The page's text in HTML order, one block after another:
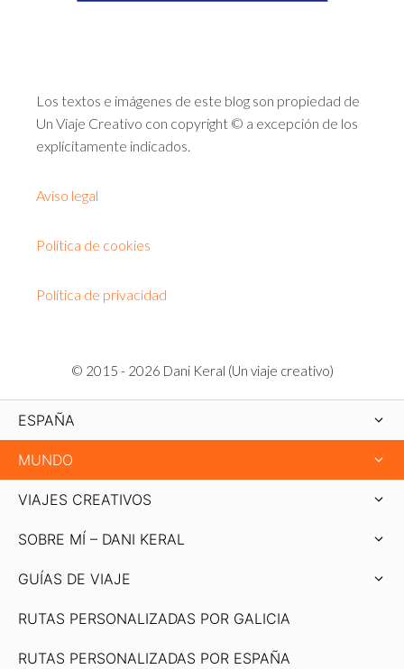
Los textos e imágenes de este blog son propiedad de
Un Viaje Creativo con copyright © a excepción de los
explícitamente indicados.
Aviso legal
Política de cookies
Política de privacidad
© 2015 - 2026 Dani Keral (Un viaje creativo)
ESPAÑA
MUNDO
VIAJES CREATIVOS
SOBRE MÍ – DANI KERAL
GUÍAS DE VIAJE
RUTAS PERSONALIZADAS POR GALICIA
RUTAS PERSONALIZADAS POR ESPAÑA